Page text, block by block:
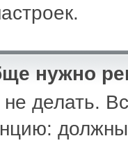
нужно
делать.